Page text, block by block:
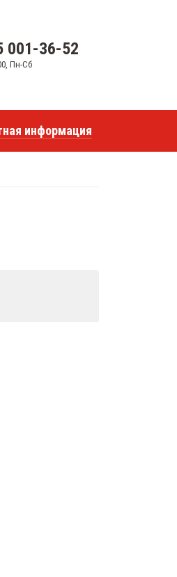
001-36-52
Пн-Сб
информация